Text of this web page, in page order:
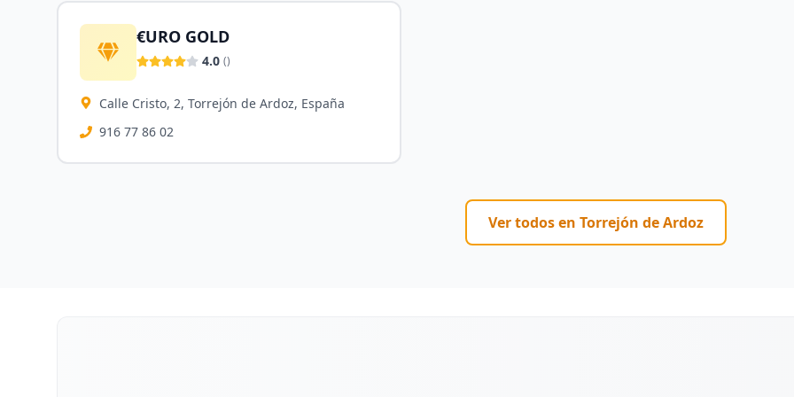
€URO GOLD
4.0 ()
Calle Cristo, 2, Torrejón de Ardoz, España
916 77 86 02
Ver todos en Torrejón de Ardoz